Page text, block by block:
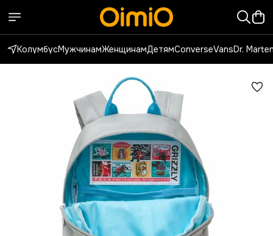
КолумбусМужчинамЖенщинамДетямConverseVansDr.